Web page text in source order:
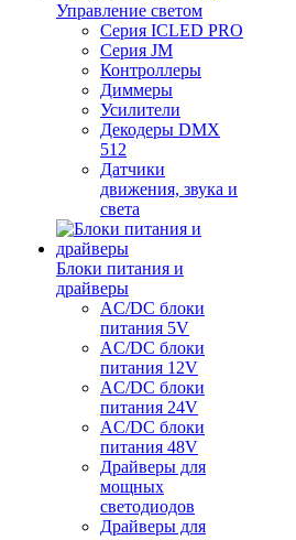
Управление светом
Серия ICLED PRO
Серия JM
Контроллеры
Диммеры
Усилители
Декодеры DMX
512
Датчики
движения, звука и
света
Блоки питания и
драйверы
AC/DC блоки
питания 5V
AC/DC блоки
питания 12V
AC/DC блоки
питания 24V
AC/DC блоки
питания 48V
Драйверы для
мощных
светодиодов
Драйверы для